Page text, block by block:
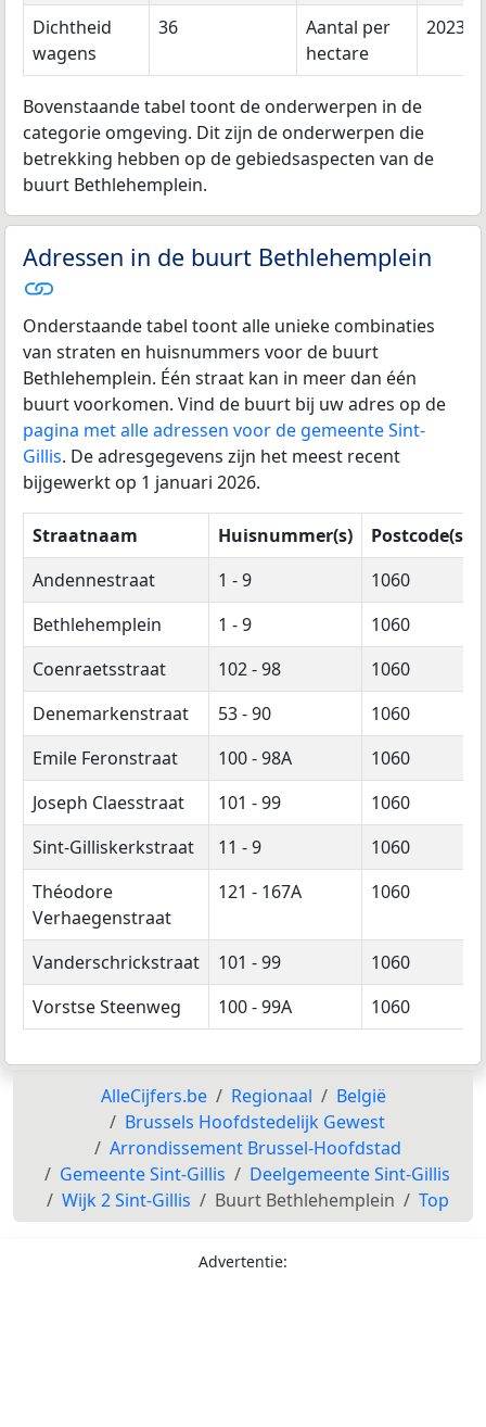
Dichtheid
wagens
36
Aantal per
hectare
2023
Bovenstaande tabel toont de onderwerpen in de
categorie omgeving. Dit zijn de onderwerpen die
betrekking hebben op de gebiedsaspecten van de
buurt Bethlehemplein.
Adressen in de buurt Bethlehemplein
Onderstaande tabel toont alle unieke combinaties
van straten en huisnummers voor de buurt
Bethlehemplein. Één straat kan in meer dan één
buurt voorkomen. Vind de buurt bij uw adres op de
pagina met alle adressen voor de gemeente Sint-
Gillis. De adresgegevens zijn het meest recent
bijgewerkt op 1 januari 2026.
Straatnaam Huisnummer(s)
Postcode(s)
Andennestraat
1 - 9
1060
Bethlehemplein
1 - 9
1060
Coenraetsstraat
102 - 98
1060
Denemarkenstraat
53 - 90
1060
Emile Feronstraat
100 - 98A
1060
Joseph Claesstraat
101 - 99
1060
Sint-Gilliskerkstraat
11 - 9
1060
Théodore
Verhaegenstraat
121 - 167A 1060
Vanderschrickstraat 101 - 99
1060
Vorstse Steenweg
100 - 99A 1060
AlleCijfers.be Regionaal
België
Brussels Hoofdstedelijk Gewest
Arrondissement Brussel-Hoofdstad
Gemeente Sint-Gillis
Deelgemeente Sint-Gillis
Wijk 2 Sint-Gillis
Buurt Bethlehemplein Top
Advertentie: